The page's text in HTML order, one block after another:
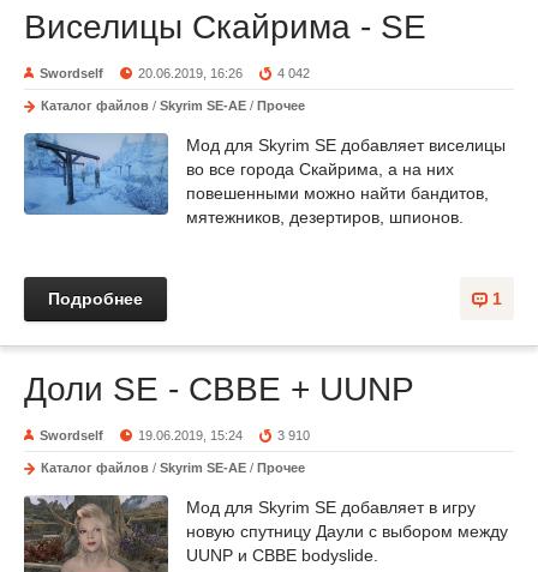
Виселицы Скайрима - SE
Swordself 20.06.2019, 16:26 4 042
Каталог файлов / Skyrim SE-AE / Прочее
Мод для Skyrim SE добавляет виселицы
во все города Скайрима, а на них
повешенными можно найти бандитов,
мятежников, дезертиров, шпионов.
1
Подробнее
Доли SE - CBBE + UUNP
Swordself 19.06.2019, 15:24 3 910
Каталог файлов / Skyrim SE-AE / Прочее
Мод для Skyrim SE добавляет в игру
новую спутницу Даули с выбором между
UUNP и CBBE bodyslide.